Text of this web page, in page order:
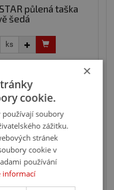
půlená taška
šedá
ks
Kč
×
cookie.
používají soubory
zážitku.
stránek
cookie v
používání
informací